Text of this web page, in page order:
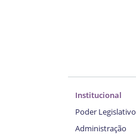
Institucional
Poder Legislativo
Administração